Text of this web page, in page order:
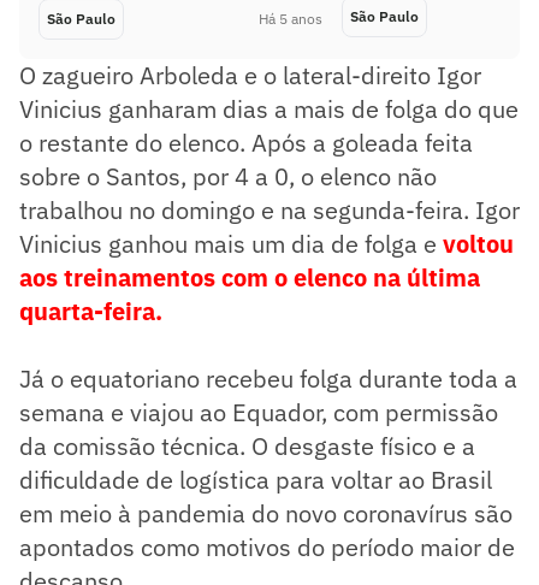
São Paulo Há 5 anos São Paulo
O zagueiro Arboleda e o lateral-direito Igor
Vinicius ganharam dias a mais de folga do que
o restante do elenco. Após a goleada feita
sobre o Santos, por 4 a 0, o elenco não
trabalhou no domingo e na segunda-feira. Igor
Vinicius ganhou mais um dia de folga e voltou
aos treinamentos com o elenco na última
quarta-feira.
Já o equatoriano recebeu folga durante toda a
semana e viajou ao Equador, com permissão
da comissão técnica. O desgaste físico e a
dificuldade de logística para voltar ao Brasil
em meio à pandemia do novo coronavírus são
apontados como motivos do período maior de